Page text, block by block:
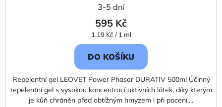
3-5 dní
595 Kč
Měrná
cena:
1,19 Kč / 1 ml
DO KOŠÍKU
Repelentní gel LEOVET Power Phaser DURATIV 500ml Účinný
repelentní gel s vysokou koncentrací aktivních látek, díky kterým
je kůň chráněn před obtížným hmyzem i při pocení....